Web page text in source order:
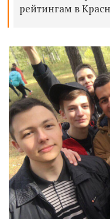
рейтингам в